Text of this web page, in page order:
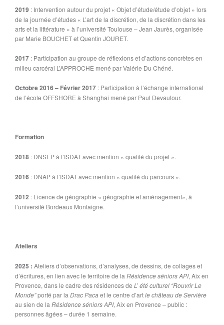
2019 : Intervention autour du projet « Objet d’étude/étude d’objet » lors
de la journée d’études « L’art de la discrétion, de la discrétion dans les
arts et la littérature » à l’université Toulouse – Jean Jaurès, organisée
par Marie BOUCHET et Quentin JOURET.
2017 : Participation au groupe de réflexions et d’actions concrètes en
milieu carcéral L’APPROCHE mené par Valérie Du Chéné.
Octobre 2016 – Février 2017 : Participation à l’échange international
de l’école OFFSHORE à Shanghai mené par Paul Devautour.
Formation
2018 : DNSEP à l’ISDAT avec mention « qualité du projet ».
2016 : DNAP à l’ISDAT avec mention « qualité du parcours ».
2012 : Licence de géographie « géographie et aménagement», à
l’université Bordeaux Montaigne.
Ateliers
2025 : Ateliers d’observations, d’analyses, de dessins, de collages et
d’écritures, en lien avec le territoire de la Résidence séniors API, Aix en
Provence, dans le cadre des résidences de L’ été culturel “Rouvrir Le
Monde”porté par la Drac Paca et le centre d’artle château de Servière
au sien de la Résidence séniors API, Aix en Provence – public :
personnes âgées – durée 1 semaine.